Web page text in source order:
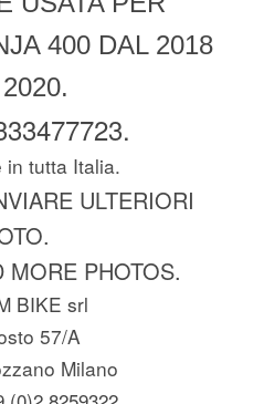
400 DAL 2018
in tutta Italia.
ULTERIORI
MORE PHOTOS.
BIKE srl
57/A
Milano